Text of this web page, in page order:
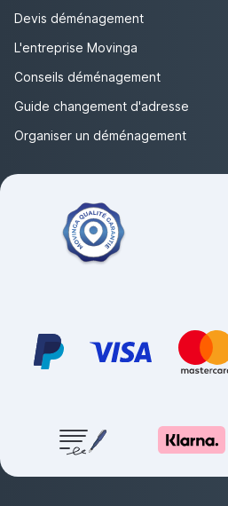
Devis déménagement
L'entreprise Movinga
Conseils déménagement
Guide changement d'adresse
Organiser un déménagement